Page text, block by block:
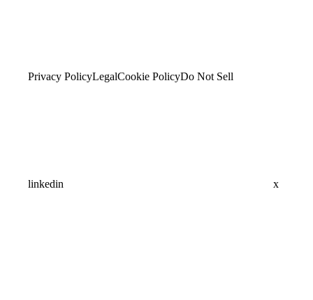
Privacy PolicyLegalCookie PolicyDo Not Sell
linkedin x